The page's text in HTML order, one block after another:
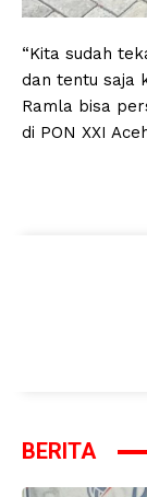
“Kita sudah
dan tentu saja
Ramla bisa
di PON XXI
BERITA